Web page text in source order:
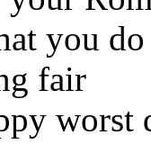
you do
fair
worst